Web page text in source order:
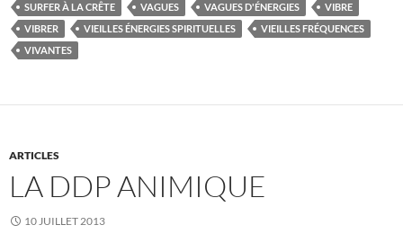
SURFER À LA CRÊTE VAGUES VAGUES D'ÉNERGIES
VIBRE
VIBRER
VIEILLES ÉNERGIES SPIRITUELLES
VIEILLES FRÉQUENCES
VIVANTES
ARTICLES
LA DDP ANIMIQUE
10 JUILLET 2013